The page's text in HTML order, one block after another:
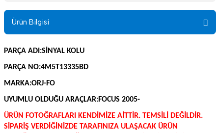
Ürün Bilgisi
PARÇA ADI:SİNYAL KOLU
PARÇA NO:4M5T13335BD
MARKA:ORJ-FO
UYUMLU OLDUĞU ARAÇLAR:FOCUS 2005-
ÜRÜN FOTOĞRAFLARI KENDİMİZE AİTTİR. TEMSİLİ DEĞİLDİR.
SİPARİŞ VERDİĞİNİZDE TARAFINIZA ULAŞACAK ÜRÜN